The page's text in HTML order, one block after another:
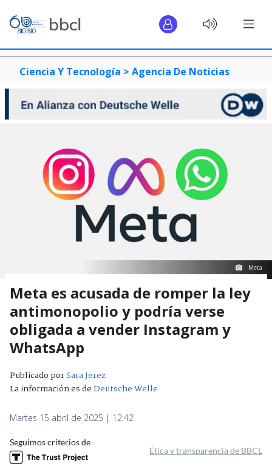
Ciencia Y Tecnología > Agencia De Noticias
Meta
Meta es acusada de romper la ley
antimonopolio y podría verse
obligada a vender Instagram y
WhatsApp
Publicado porSara Jerez
La información es deDeutsche Welle
Martes 15 abril de 2025 | 12:42
Seguimos criterios de
Ética y transparencia de BBCL